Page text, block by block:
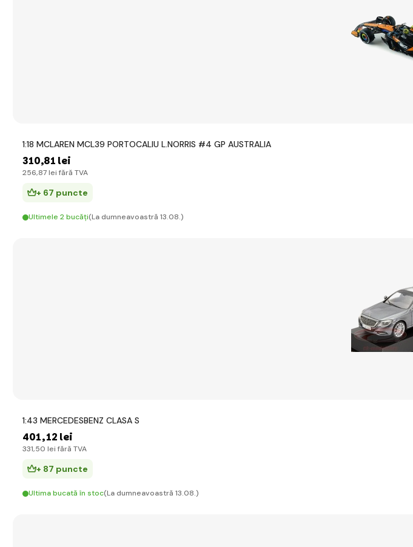
1:18 MCLAREN MCL39 PORTOCALIU L.NORRIS #4 GP AUSTRALIA
310,81 lei
256,87 lei fără TVA
+ 67 puncte
Ultimele 2 bucăți(La dumneavoastră 13.08.)
1:43 MERCEDESBENZ CLASA S
401,12 lei
331,50 lei fără TVA
+ 87 puncte
Ultima bucată în stoc(La dumneavoastră 13.08.)